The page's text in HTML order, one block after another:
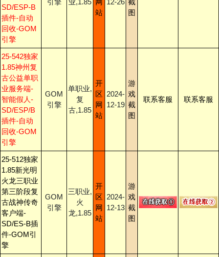
SD/ESP-B
插件-自动
回收-GOM
引擎
站
图
25-542独家
1.85神州复
古公益单职
业服务端-
智能假人-
SD/ESP/B
插件-自动
回收-GOM
引擎
GOM
引擎
单职业,
复
古,1.85
开
区
网
站
2024-
12-19
游
戏
截
图
联系客服 联系客服
25-512独家
1.85新光明
火龙三职业
第三阶段复
古战神传奇
客户端-
SD/ES-B插
件-GOM引
擎
GOM
引擎
三职业,
火
龙,1.85
开
区
网
站
2024-
12-13
游
戏
截
图